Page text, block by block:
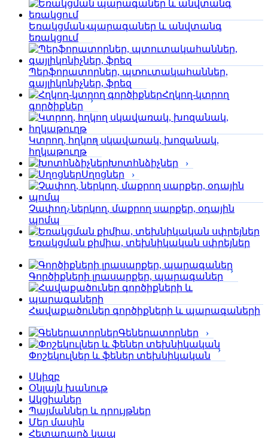
Եռակցման պարագաներ և անվտանգ
եռակցում
Պերֆորա­տորներ, պտուտակահաններ,
գայլիկոնիչներ, ֆրեզ
Հղկող-կտրող
գործիքներ
Կտրող, հղկող սկավառակ, խոզանակ,
հղկաթուղթ
Խոտհնձիչներ
Սղոցներ
Չափող, ներկող, մաքրող սարքեր, օդային
պոմպ
Եռակցման քիմիա, տեխնիկական սփրեյներ
Գործիքների լրասարքեր, պարագաներ
Հավաքածուներ գործիքների և պարագաների
Գեներատորներ
Փոշեկուլներ և ֆեներ տեխնիկական
Սկիզբ
Օնլայն խանութ
Ակցիաներ
Պայմաններ և դրույթներ
Մեր մասին
Հետադարձ կապ